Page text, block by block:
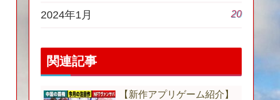
2024年1月 20
関連記事
【新作アプリゲーム紹介】